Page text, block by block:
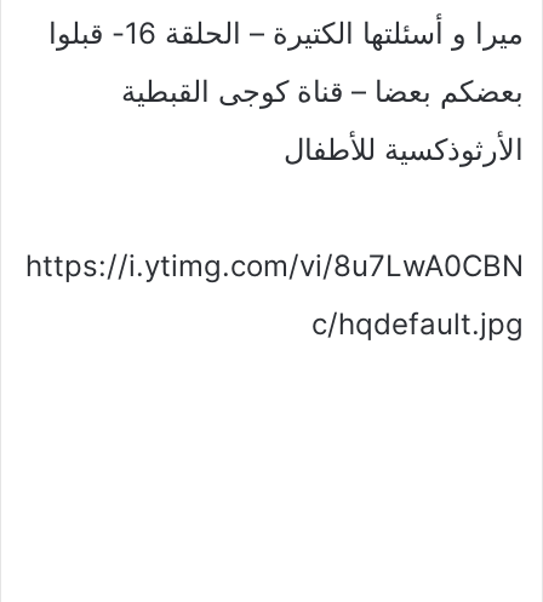
ميرا و أسئلتها الكتيرة – الحلقة 16- قبلوا
بعضكم بعضا – قناة كوجى القبطية
الأرثوذكسية للأطفال
https://i.ytimg.com/vi/8u7LwA0CBN
c/hqdefault.jpg